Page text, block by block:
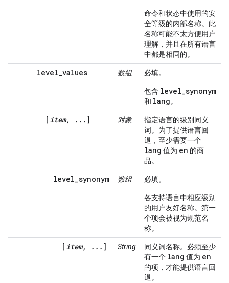
命令和状态中使用的安
全等级的内部名称。此
名称可能不太方便用户
理解，并且在所有语言
中都是相同的。
level_values 数组 必填。
包含 level_synonym
和 lang。
[ item, ... ] 对象
指定语言的级别同义
词。为了提供语言回
退，至少需要一个
lang 值为 en 的商
品。
level_synonym 数组 必填。
各支持语言中相应级别
的用户友好名称。第一
个项会被视为规范名
称。
[ item, ... ] String
同义词名称。必须至少
有一个 lang 值为 en
的项，才能提供语言回
退。